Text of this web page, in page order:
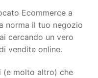
Ecommerce a
norma il tuo negozio
cercando un vero
vendite online.
(e molto altro) che